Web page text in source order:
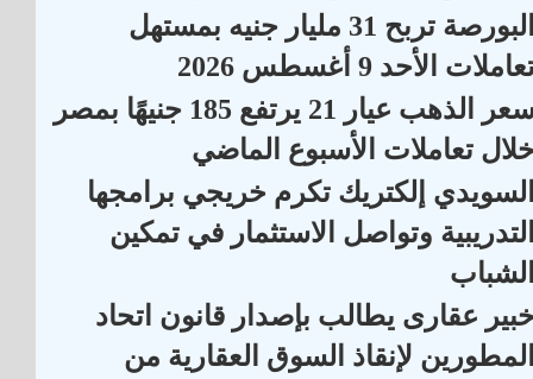
البورصة تربح 31 مليار جنيه بمستهل
الأحد 9 أغسطس 2026
سعر الذهب عيار 21 يرتفع 185 جنيهًا بمصر
تعاملات الأسبوع الماضي
إلكتريك تكرم خريجي برامجها
وتواصل الاستثمار في تمكين
عقارى يطالب بإصدار قانون اتحاد
لإنقاذ السوق العقارية من